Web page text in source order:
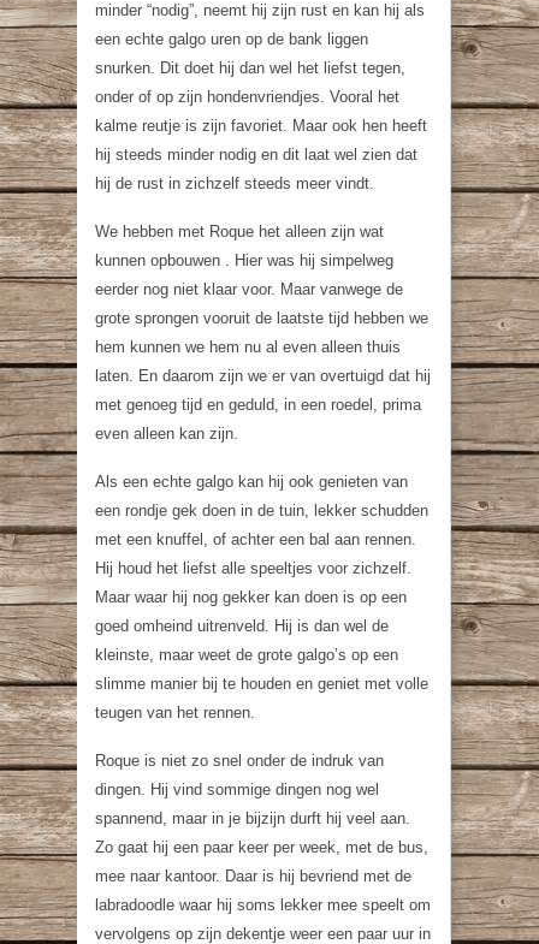
minder “nodig”, neemt hij zijn rust en kan hij als
een echte galgo uren op de bank liggen
snurken. Dit doet hij dan wel het liefst tegen,
onder of op zijn hondenvriendjes. Vooral het
kalme reutje is zijn favoriet. Maar ook hen heeft
hij steeds minder nodig en dit laat wel zien dat
hij de rust in zichzelf steeds meer vindt.
We hebben met Roque het alleen zijn wat
kunnen opbouwen . Hier was hij simpelweg
eerder nog niet klaar voor. Maar vanwege de
grote sprongen vooruit de laatste tijd hebben we
hem kunnen we hem nu al even alleen thuis
laten. En daarom zijn we er van overtuigd dat hij
met genoeg tijd en geduld, in een roedel, prima
even alleen kan zijn.
Als een echte galgo kan hij ook genieten van
een rondje gek doen in de tuin, lekker schudden
met een knuffel, of achter een bal aan rennen.
Hij houd het liefst alle speeltjes voor zichzelf.
Maar waar hij nog gekker kan doen is op een
goed omheind uitrenveld. Hij is dan wel de
kleinste, maar weet de grote galgo’s op een
slimme manier bij te houden en geniet met volle
teugen van het rennen.
Roque is niet zo snel onder de indruk van
dingen. Hij vind sommige dingen nog wel
spannend, maar in je bijzijn durft hij veel aan.
Zo gaat hij een paar keer per week, met de bus,
mee naar kantoor. Daar is hij bevriend met de
labradoodle waar hij soms lekker mee speelt om
vervolgens op zijn dekentje weer een paar uur in